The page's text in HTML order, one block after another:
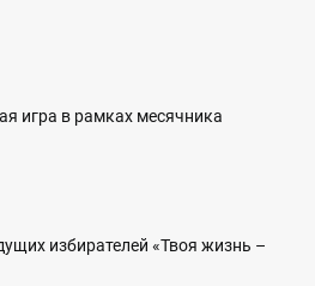
игра в рамках месячника
избирателей «Твоя жизнь –